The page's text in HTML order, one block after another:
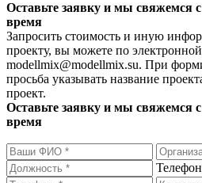
Оставьте заявку и мы свяжемся
время
Запросить стоимость и иную
проекту, вы можете по
modellmix@modellmix.su. При
просьба указывать название
проект.
Оставьте заявку и мы свяжемся
время
Телефон